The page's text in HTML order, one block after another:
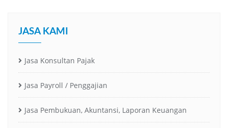
JASA KAMI
Jasa Konsultan Pajak
Jasa Payroll / Penggajian
Jasa Pembukuan, Akuntansi, Laporan Keuangan